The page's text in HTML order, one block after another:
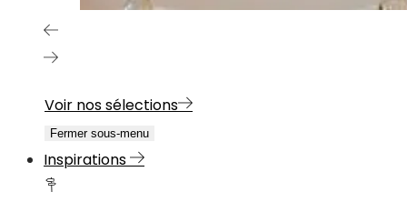
Voir nos sélections
Fermer sous-menu
Inspirations